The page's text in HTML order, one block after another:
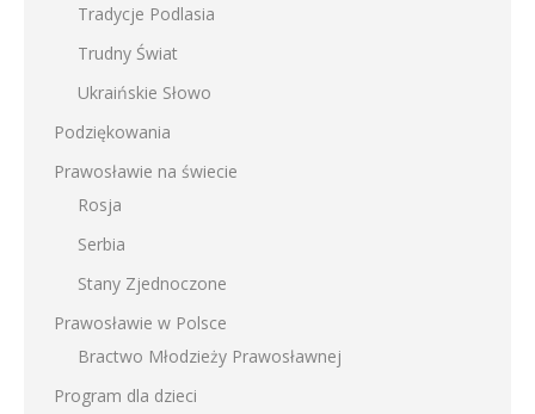
Tradycje Podlasia
Trudny Świat
Ukraińskie Słowo
Podziękowania
Prawosławie na świecie
Rosja
Serbia
Stany Zjednoczone
Prawosławie w Polsce
Bractwo Młodzieży Prawosławnej
Program dla dzieci